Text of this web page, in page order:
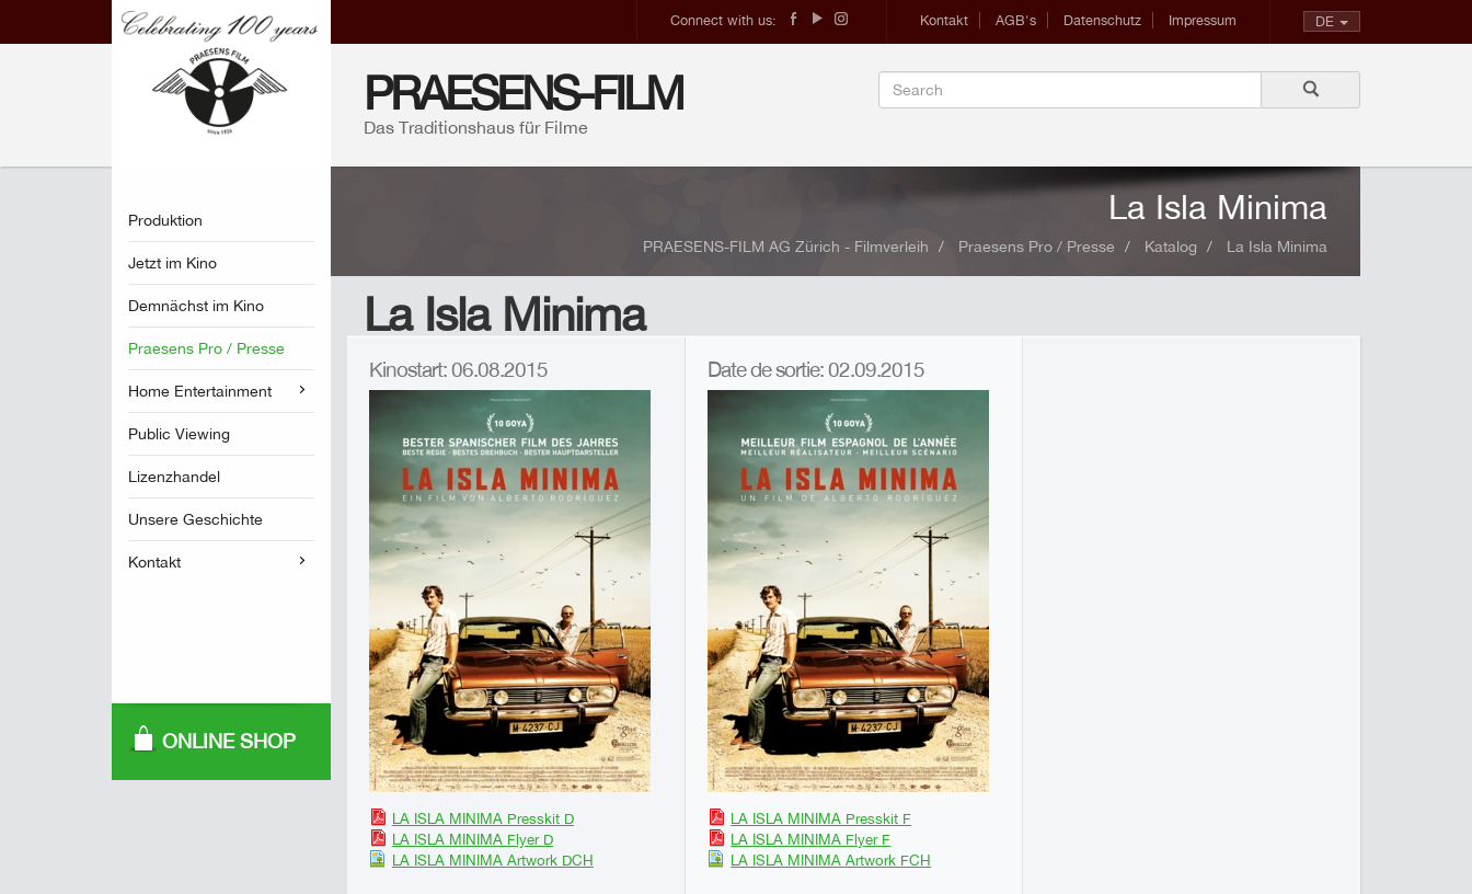
DE
Kontakt AGB's Datenschutz Impressum
Connect with us:
PRAESENS-FILM
Das Traditionshaus für Filme
Produktion
Jetzt im Kino
Demnächst im Kino
Praesens Pro / Presse
Home Entertainment
Public Viewing
Lizenzhandel
Unsere Geschichte
Kontakt
ONLINE SHOP
La Isla Minima
PRAESENS-FILM AG Zürich - Filmverleih Praesens Pro / Presse Katalog La Isla Minima
La Isla Minima
Kinostart: 06.08.2015
LA ISLA MINIMA Presskit D
LA ISLA MINIMA Flyer D
LA ISLA MINIMA Artwork DCH
Date de sortie: 02.09.2015
LA ISLA MINIMA Presskit F
LA ISLA MINIMA Flyer F
LA ISLA MINIMA Artwork FCH